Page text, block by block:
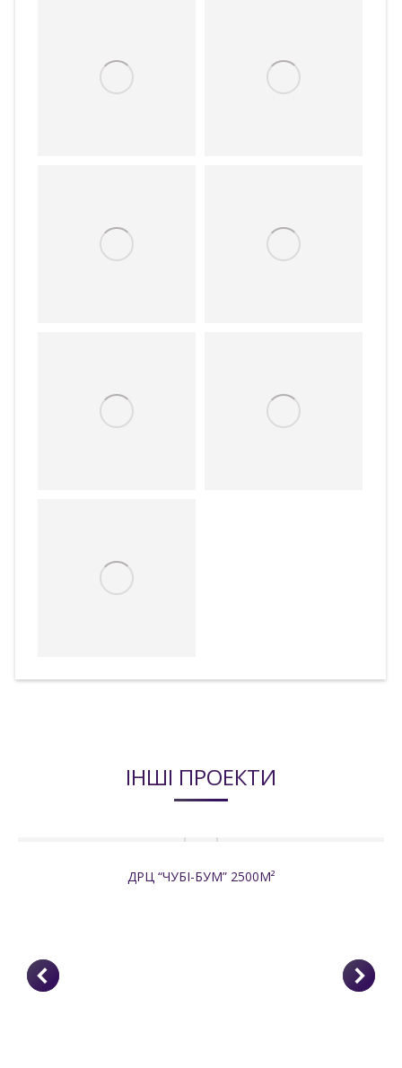
ІНШІ ПРОЕКТИ
ДРЦ “ЧУБІ-БУМ” 2500М²